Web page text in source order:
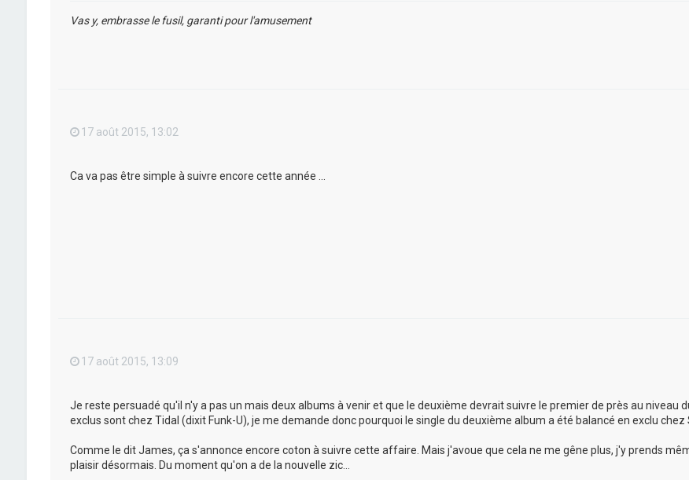
Vas y, embrasse le fusil, garanti pour l'amusement
17 août 2015, 13:02
Ca va pas être simple à suivre encore cette année ...
17 août 2015, 13:09
Je reste persuadé qu'il n'y a pas un mais deux albums à venir et que le deuxième devrait suivre le premier de près au niveau
exclus sont chez Tidal (dixit Funk-U), je me demande donc pourquoi le single du deuxième album a été balancé en exclu chez
Comme le dit James, ça s'annonce encore coton à suivre cette affaire. Mais j'avoue que cela ne me gêne plus, j'y prends
plaisir désormais. Du moment qu'on a de la nouvelle zic...